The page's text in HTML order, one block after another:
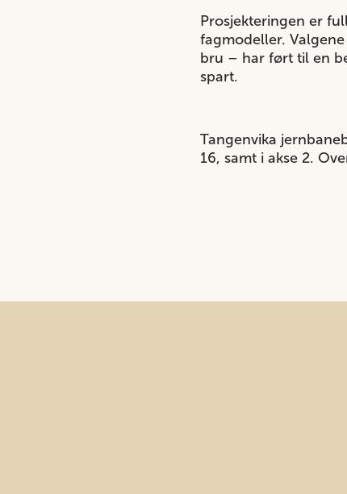
Prosjekteringen er
fagmodeller.
bru – har ført til en
spart.
Tangenvika
16, samt i akse 2.